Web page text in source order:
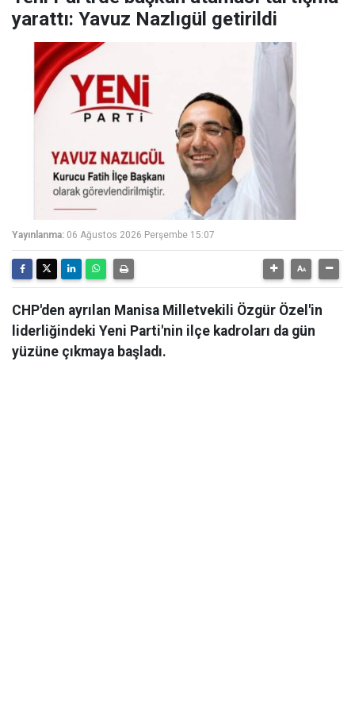
yarattı: Yavuz Nazlıgül getirildi
Yayınlanma: 06 Ağustos 2026 Perşembe 15:07
CHP'den ayrılan Manisa Milletvekili Özgür Özel'in
liderliğindeki Yeni Parti'nin ilçe kadroları da gün
yüzüne çıkmaya başladı.